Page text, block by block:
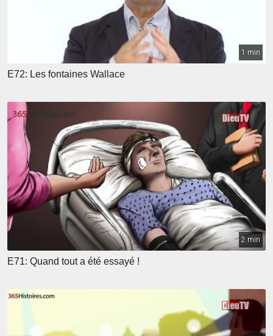
1 min
E72: Les fontaines Wallace
2 min
E71: Quand tout a été essayé !